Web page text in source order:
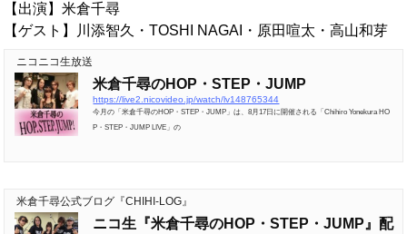
【出演】米倉千尋
【ゲスト】川添智久・TOSHI NAGAI・原田喧太・高山和芽
ニコニコ生放送
米倉千尋のHOP・STEP・JUMP
https://live2.nicovideo.jp/watch/lv148765344
今月の「米倉千尋のHOP・STEP・JUMP」は、8月17日に開催される「Chihiro Yonekura HO
P・STEP・JUMP LIVE」の
米倉千尋公式ブログ『CHIHI-LOG』
ニコ生『米倉千尋のHOP・STEP・JUMP』配